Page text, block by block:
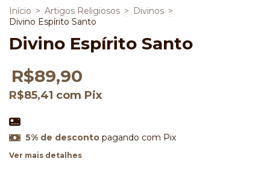
Início > Artigos Religiosos > Divinos >
Divino Espírito Santo
Divino Espírito Santo
R$89,90
R$85,41 com Pix
5% de descontopagando com Pix
Ver mais detalhes